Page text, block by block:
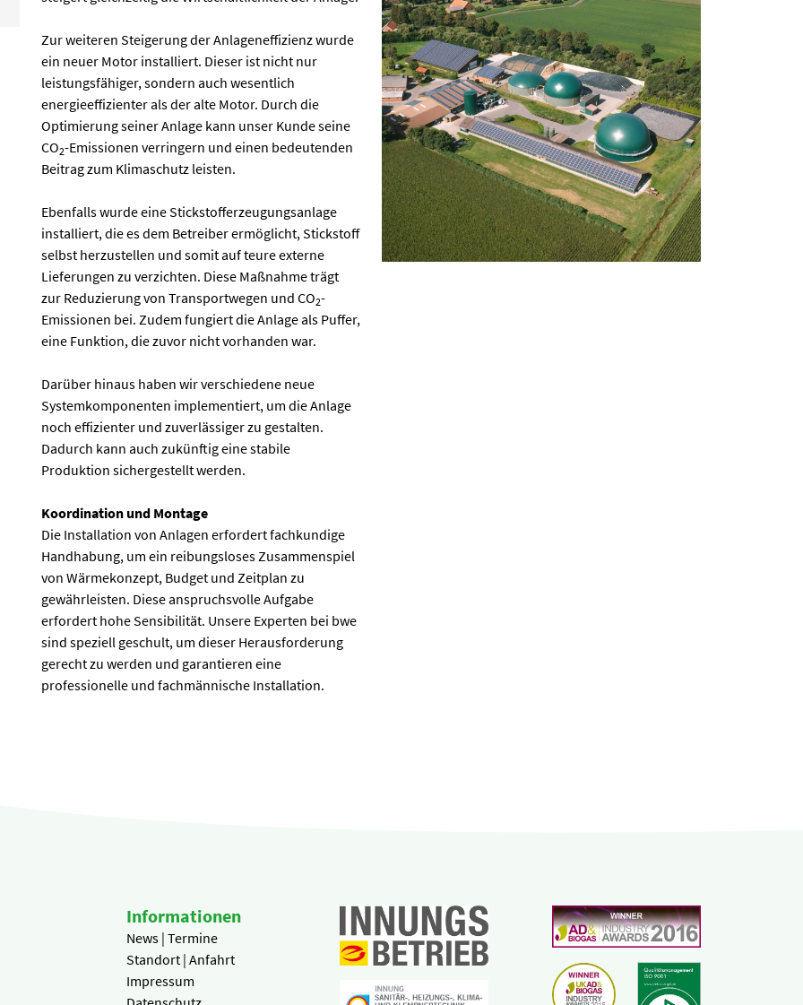
Zur weiteren Steigerung der Anlageneffizienz wurde
ein neuer Motor installiert. Dieser ist nicht nur
leistungsfähiger, sondern auch wesentlich
energieeffizienter als der alte Motor. Durch die
Optimierung seiner Anlage kann unser Kunde seine
CO2-Emissionen verringern und einen bedeutenden
Beitrag zum Klimaschutz leisten.
Ebenfalls wurde eine Stickstofferzeugungsanlage
installiert, die es dem Betreiber ermöglicht, Stickstoff
selbst herzustellen und somit auf teure externe
Lieferungen zu verzichten. Diese Maßnahme trägt
zur Reduzierung von Transportwegen und CO2-
Emissionen bei. Zudem fungiert die Anlage als Puffer,
eine Funktion, die zuvor nicht vorhanden war.
Darüber hinaus haben wir verschiedene neue
Systemkomponenten implementiert, um die Anlage
noch effizienter und zuverlässiger zu gestalten.
Dadurch kann auch zukünftig eine stabile
Produktion sichergestellt werden.
Koordination und Montage
Die Installation von Anlagen erfordert fachkundige
Handhabung, um ein reibungsloses Zusammenspiel
von Wärmekonzept, Budget und Zeitplan zu
gewährleisten. Diese anspruchsvolle Aufgabe
erfordert hohe Sensibilität. Unsere Experten bei bwe
sind speziell geschult, um dieser Herausforderung
gerecht zu werden und garantieren eine
professionelle und fachmännische Installation.
Informationen
News | Termine
Standort | Anfahrt
Impressum